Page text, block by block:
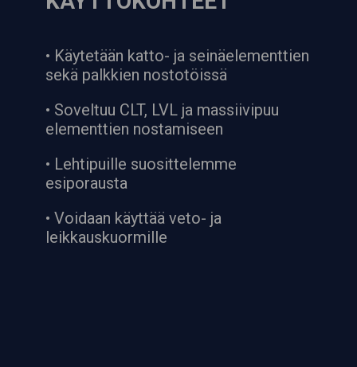
• Käytetään katto- ja seinäelementtien
sekä palkkien nostotöissä
• Soveltuu CLT, LVL ja massiivipuu
elementtien nostamiseen
• Lehtipuille suosittelemme
esiporausta
• Voidaan käyttää veto- ja
leikkauskuormille